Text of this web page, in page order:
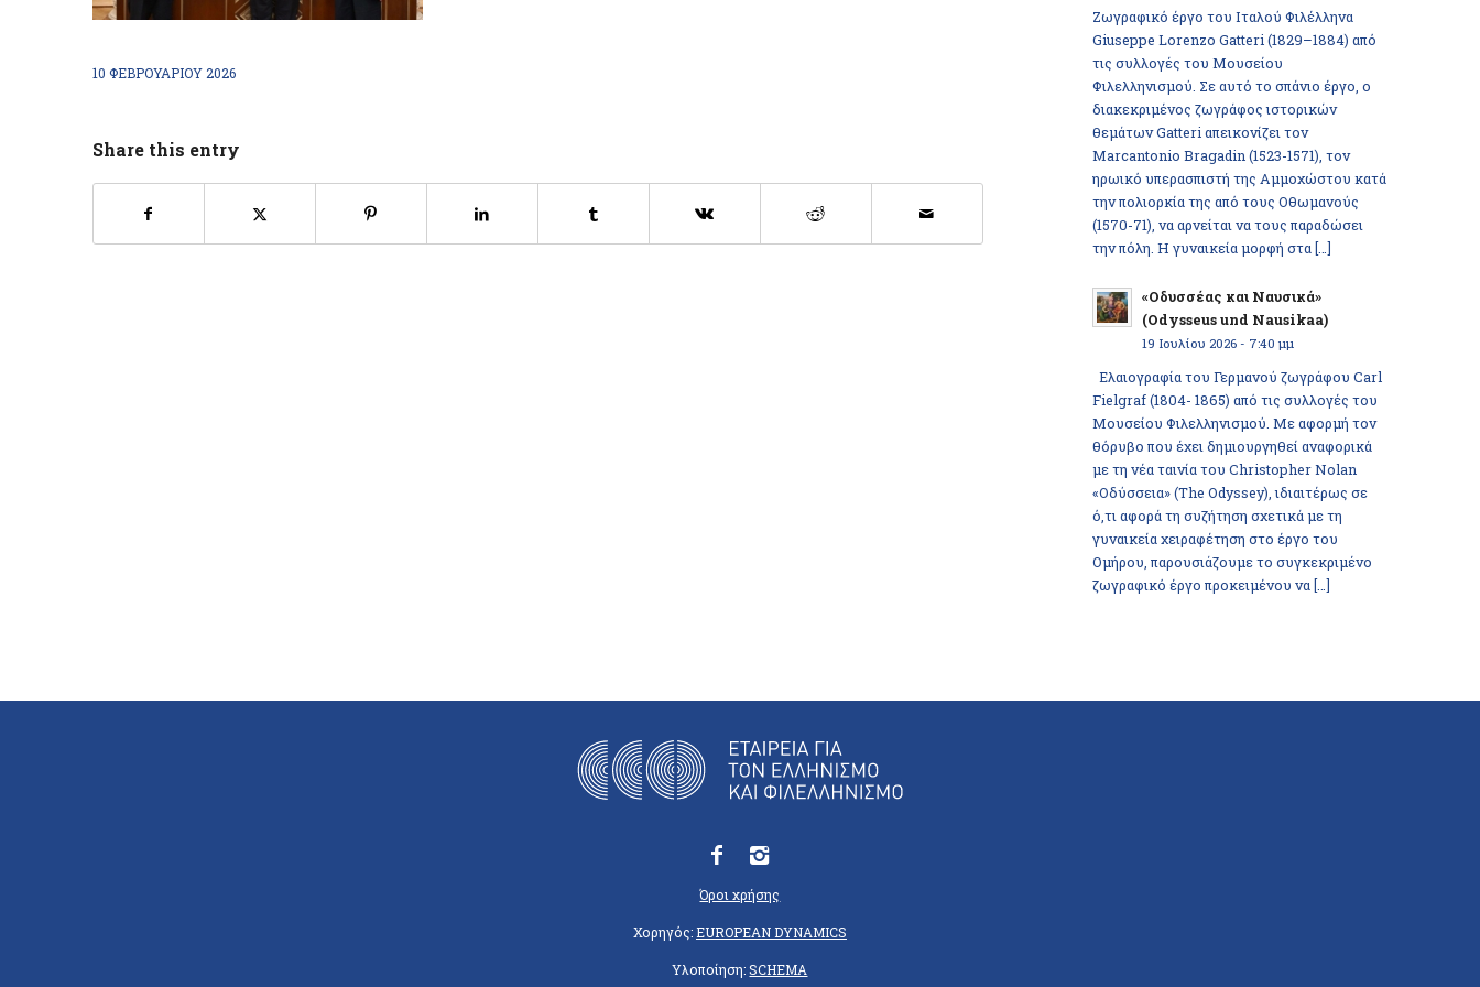
10 ΦΕΒΡΟΥΑΡΊΟΥ 2026
Share this entry
Ζωγραφικό έργο του Ιταλού Φιλέλληνα
Giuseppe Lorenzo Gatteri (1829–1884) από
τις συλλογές του Μουσείου
Φιλελληνισμού. Σε αυτό το σπάνιο έργο, ο
διακεκριμένος ζωγράφος ιστορικών
θεμάτων Gatteri απεικονίζει τον
Marcantonio Bragadin (1523-1571), τον
ηρωικό υπερασπιστή της Αμμοχώστου κατά
την πολιορκία της από τους Οθωμανούς
(1570-71), να αρνείται να τους παραδώσει
την πόλη. Η γυναικεία μορφή στα […]
«Οδυσσέας και Ναυσικά»
(Odysseus und Nausikaa)
19 Ιουλίου 2026 - 7:40 μμ
Ελαιογραφία του Γερμανού ζωγράφου Carl
Fielgraf (1804- 1865) από τις συλλογές του
Μουσείου Φιλελληνισμού. Με αφορμή τον
θόρυβο που έχει δημιουργηθεί αναφορικά
με τη νέα ταινία του Christopher Nolan
«Οδύσσεια» (The Odyssey), ιδιαιτέρως σε
ό,τι αφορά τη συζήτηση σχετικά με τη
γυναικεία χειραφέτηση στο έργο του
Ομήρου, παρουσιάζουμε το συγκεκριμένο
ζωγραφικό έργο προκειμένου να […]
Όροι χρήσης
Χορηγός:EUROPEAN DYNAMICS
Υλοποίηση:SCHEMA